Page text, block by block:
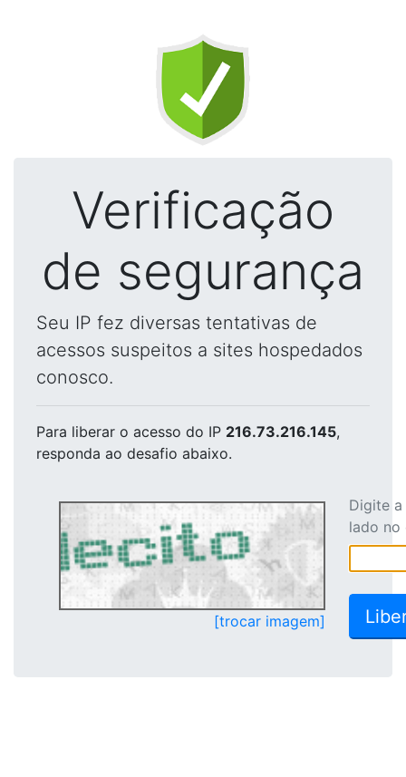
Verificação
de segurança
Seu IP fez diversas tentativas de
acessos suspeitos a sites hospedados
conosco.
Para liberar o acesso do IP 216.73.216.145,
responda ao desafio abaixo.
[trocar imagem]
Digite
lado no